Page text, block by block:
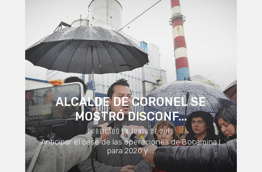
ALCALDE DE CORONEL SE
MOSTRÓ DISCONF...
PUBLICADO EN JUNIO DE 2019
Anticipar el cese de las operaciones de Bocamina I
para 2020 y ...